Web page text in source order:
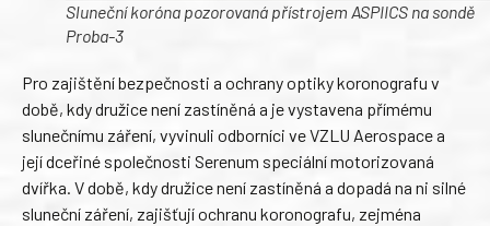
Sluneční koróna pozorovaná přístrojem ASPIICS na sondě
Proba-3
Pro zajištění bezpečnosti a ochrany optiky koronografu v
době, kdy družice není zastíněná a je vystavena přímému
slunečnímu záření, vyvinuli odborníci ve VZLU Aerospace a
její dceřiné společnosti Serenum speciální motorizovaná
dvířka. V době, kdy družice není zastíněná a dopadá na ni silné
sluneční záření, zajišťují ochranu koronografu, zejména